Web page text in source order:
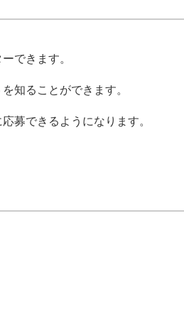
できます。
知ることができます。
募できるようになります。